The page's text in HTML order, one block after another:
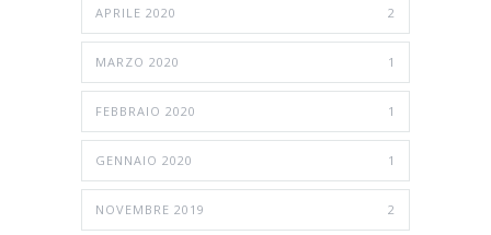
APRILE 2020 2
MARZO 2020 1
FEBBRAIO 2020 1
GENNAIO 2020 1
NOVEMBRE 2019 2